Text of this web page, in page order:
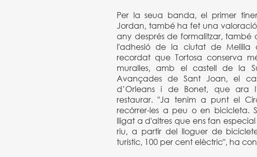
Per la seua banda, el primer
Jordan, també ha fet una
any després de formalitzar,
l'adhesió de la ciutat de
recordat que Tortosa conserva
muralles, amb el castell de la
Avançades de Sant Joan, el
d’Orleans i de Bonet, que ara
restaurar. "Ja tenim a punt el
recórrer-les a peu o en bicicleta.
lligat a d'altres que ens fan
riu, a partir del lloguer de
turístic, 100 per cent elèctric", ha